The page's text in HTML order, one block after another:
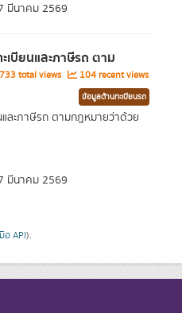
มีนาคม 2569
เบียนและภาษีรถ ตาม
total views 104 recent views
ข้อมูลด้านทะเบียนรถ
และภาษีรถ ตามกฎหมายว่าด้วย
มีนาคม 2569
อ API).